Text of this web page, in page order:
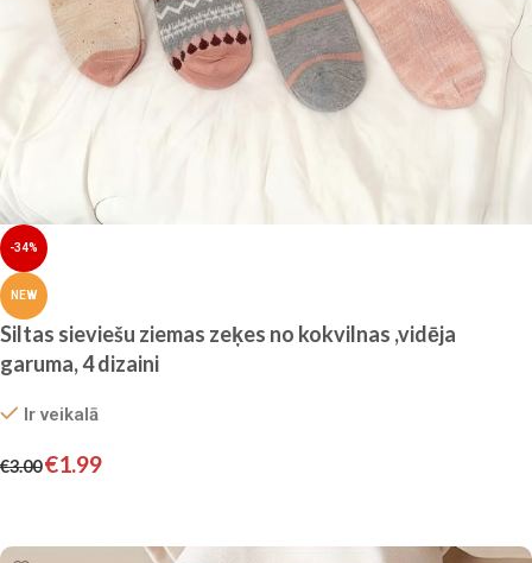
-34%
NEW
Siltas sieviešu ziemas zeķes no kokvilnas ,vidēja
garuma, 4 dizaini
Ir veikalā
€3.00€1.99